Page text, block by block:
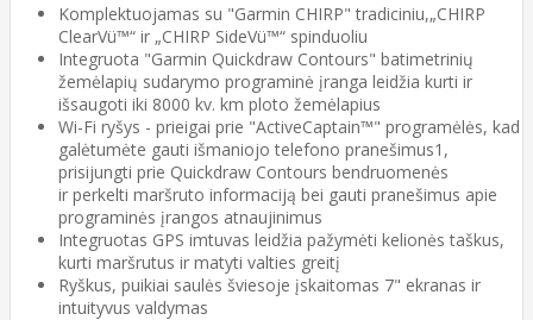
Komplektuojamas su "Garmin CHIRP" tradiciniu,„CHIRP
ClearVü™“ ir „CHIRP SideVü™“ spinduoliu
Integruota "Garmin Quickdraw Contours" batimetrinių
žemėlapių sudarymo programinė įranga leidžia kurti ir
išsaugoti iki 8000 kv. km ploto žemėlapius
Wi-Fi ryšys - prieigai prie "ActiveCaptain™" programėlės, kad
galėtumėte gauti išmaniojo telefono pranešimus1,
prisijungti prie Quickdraw Contours bendruomenės
ir perkelti maršruto informaciją bei gauti pranešimus apie
programinės įrangos atnaujinimus
Integruotas GPS imtuvas leidžia pažymėti kelionės taškus,
kurti maršrutus ir matyti valties greitį
Ryškus, puikiai saulės šviesoje įskaitomas 7" ekranas ir
intuityvus valdymas